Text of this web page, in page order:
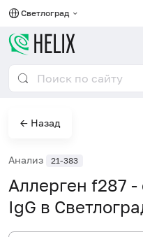
Светлоград
← Назад
Анализ 21-383
Аллерген f287
IgG в